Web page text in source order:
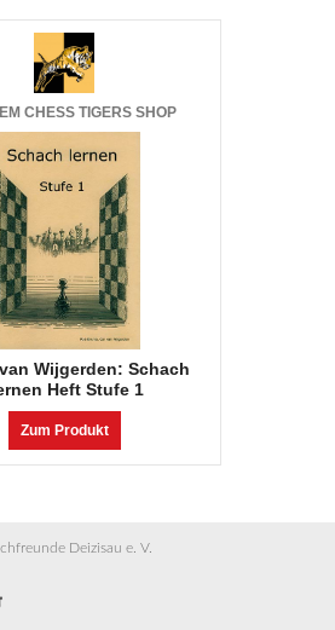
CHESS TIGERS SHOP
Wijgerden: Schach
Heft Stufe 1
Zum Produkt
Deizisau e. V.